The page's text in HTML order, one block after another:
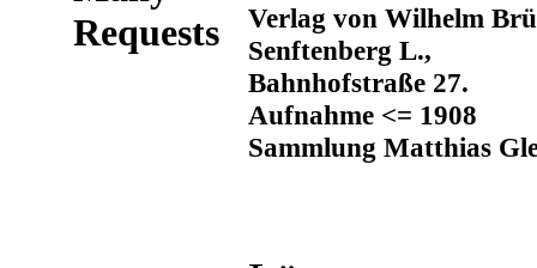
Verlag von Wilhelm
Senftenberg L.,
Bahnhofstraße 27.
Aufnahme <= 1908
Sammlung Matthias